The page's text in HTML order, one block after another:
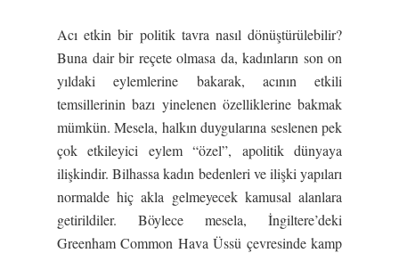
Acı etkin bir politik tavra nasıl dönüştürülebilir?
Buna dair bir reçete olmasa da, kadınların son on
yıldaki eylemlerine bakarak, acının etkili
temsillerinin bazı yinelenen özelliklerine bakmak
mümkün. Mesela, halkın duygularına seslenen pek
çok etkileyici eylem “özel”, apolitik dünyaya
ilişkindir. Bilhassa kadın bedenleri ve ilişki yapıları
normalde hiç akla gelmeyecek kamusal alanlara
getirildiler. Böylece mesela, İngiltere’deki
Greenham Common Hava Üssü çevresinde kamp